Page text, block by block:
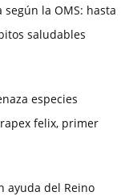
la OMS: hasta
saludables
especies
felix, primer
ayuda del Reino